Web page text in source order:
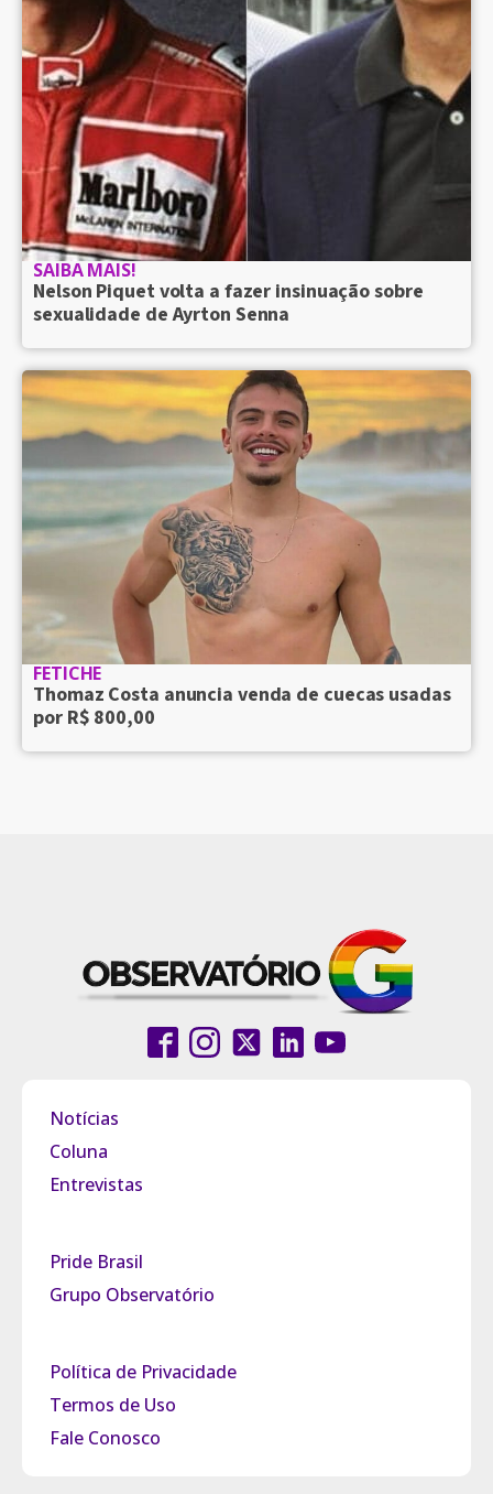
SAIBA MAIS!
Nelson Piquet volta a fazer insinuação sobre
sexualidade de Ayrton Senna
FETICHE
Thomaz Costa anuncia venda de cuecas usadas
por R$ 800,00
Notícias
Coluna
Entrevistas
Pride Brasil
Grupo Observatório
Política de Privacidade
Termos de Uso
Fale Conosco